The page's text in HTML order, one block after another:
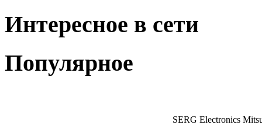
Интересное в сети
Популярное
SERG Electronics